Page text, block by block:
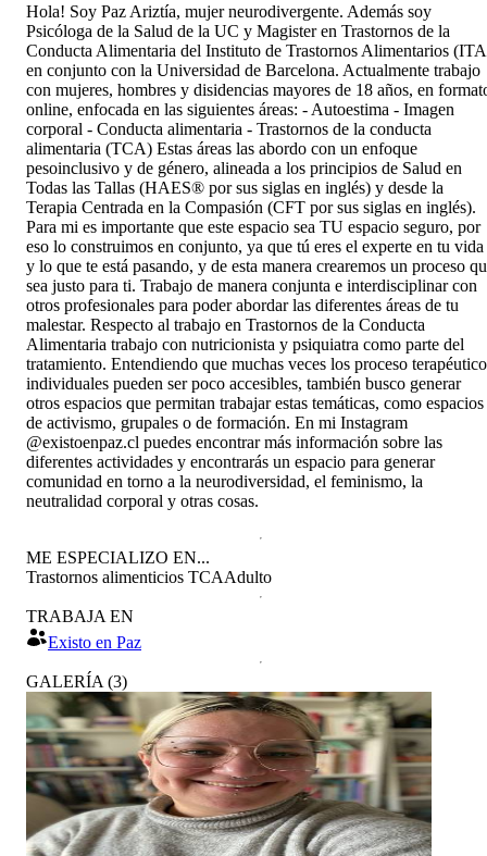
Hola! Soy Paz Ariztía, mujer neurodivergente. Además soy
Psicóloga de la Salud de la UC y Magister en Trastornos de la
Conducta Alimentaria del Instituto de Trastornos Alimentarios
en conjunto con la Universidad de Barcelona. Actualmente trabajo
con mujeres, hombres y disidencias mayores de 18 años, en
online, enfocada en las siguientes áreas: - Autoestima - Imagen
corporal - Conducta alimentaria - Trastornos de la conducta
alimentaria (TCA) Estas áreas las abordo con un enfoque
pesoinclusivo y de género, alineada a los principios de Salud en
Todas las Tallas (HAES®️ por sus siglas en inglés) y desde la
Terapia Centrada en la Compasión (CFT por sus siglas en inglés).
Para mi es importante que este espacio sea TU espacio seguro, por
eso lo construimos en conjunto, ya que tú eres el experte en tu vida
y lo que te está pasando, y de esta manera crearemos un proceso
sea justo para ti. Trabajo de manera conjunta e interdisciplinar con
otros profesionales para poder abordar las diferentes áreas de tu
malestar. Respecto al trabajo en Trastornos de la Conducta
Alimentaria trabajo con nutricionista y psiquiatra como parte del
tratamiento. Entendiendo que muchas veces los proceso
individuales pueden ser poco accesibles, también busco generar
otros espacios que permitan trabajar estas temáticas, como espacios
de activismo, grupales o de formación. En mi Instagram
@existoenpaz.cl puedes encontrar más información sobre las
diferentes actividades y encontrarás un espacio para generar
comunidad en torno a la neurodiversidad, el feminismo, la
neutralidad corporal y otras cosas.
ME ESPECIALIZO EN...
Trastornos alimenticios TCAAdulto
TRABAJA EN
Existo en Paz
GALERÍA (3)